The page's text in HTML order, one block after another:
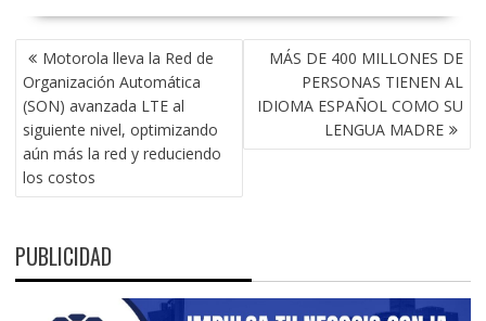
NAVEGACIÓN
DE
ENTRADAS
Motorola lleva la Red de
Organización Automática
(SON) avanzada LTE al
siguiente nivel, optimizando
aún más la red y reduciendo
los costos
MÁS DE 400 MILLONES DE
PERSONAS TIENEN AL
IDIOMA ESPAÑOL COMO SU
LENGUA MADRE
PUBLICIDAD